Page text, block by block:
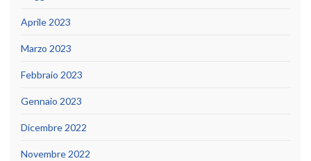
Aprile 2023
Marzo 2023
Febbraio 2023
Gennaio 2023
Dicembre 2022
Novembre 2022